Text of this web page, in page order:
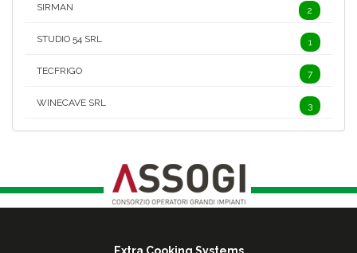
SIRMAN 2
STUDIO 54 SRL 1
TECFRIGO 7
WINECAVE SRL 3